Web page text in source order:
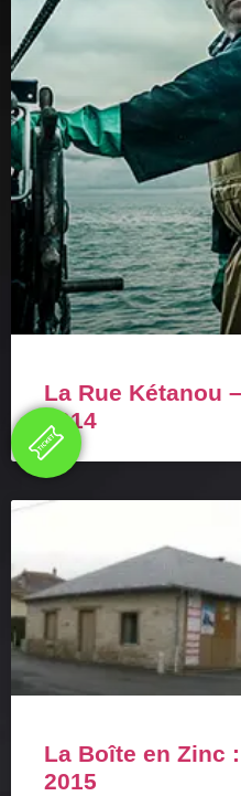
La Rue Kétanou
2014
La Boîte en Zinc
2015